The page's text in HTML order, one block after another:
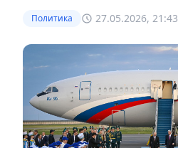
Политика 27.05.2026, 21:43